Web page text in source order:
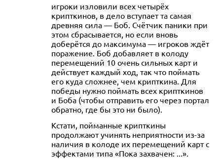
игроки изловили всех четырёх
крипткинов, в дело вступает та самая
древняя сила — Боб. Счётчик паники при
этом сбрасывается, но если вновь
доберётся до максимума — игроков ждёт
поражение. Боб добавляет в колоду
перемещений 10 очень сильных карт и
действует каждый ход, так что поймать
его куда сложнее, чем крипткина. Для
победы нужно поймать всех крипткинов
и Боба (чтобы отправить его через портал
обратно, где бы это ни было).
Кстати, пойманные крипткины
продолжают учинять неприятности из-за
наличия в колоде их перемещений карт с
эффектами типа «Пока захвачен: ...».